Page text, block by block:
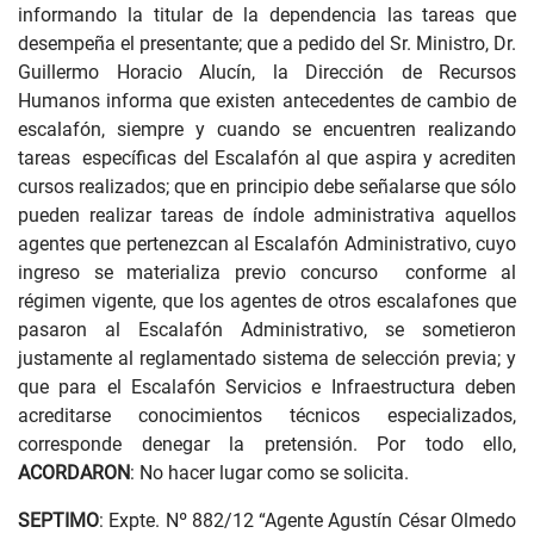
informando la titular de la dependencia las tareas que
desempeña el presentante; que a pedido del Sr. Ministro, Dr.
Guillermo Horacio Alucín, la Dirección de Recursos
Humanos informa que existen antecedentes de cambio de
escalafón, siempre y cuando se encuentren realizando
tareas específicas del Escalafón al que aspira y acrediten
cursos realizados; que en principio debe señalarse que sólo
pueden realizar tareas de índole administrativa aquellos
agentes que pertenezcan al Escalafón Administrativo, cuyo
ingreso se materializa previo concurso conforme al
régimen vigente, que los agentes de otros escalafones que
pasaron al Escalafón Administrativo, se sometieron
justamente al reglamentado sistema de selección previa; y
que para el Escalafón Servicios e Infraestructura deben
acreditarse conocimientos técnicos especializados,
corresponde denegar la pretensión. Por todo ello,
ACORDARON: No hacer lugar como se solicita.
SEPTIMO: Expte. Nº 882/12 “Agente Agustín César Olmedo